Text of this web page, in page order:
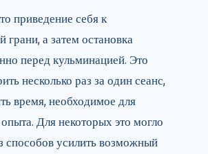
приведение себя к
грани, а затем остановка
перед кульминацией. Это
несколько раз за один сеанс,
время, необходимое для
Для некоторых это могло
способов усилить возможный